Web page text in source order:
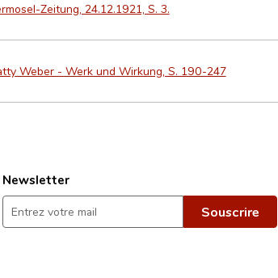
Zeitung, 24.12.1921, S. 3.
Weber - Werk und Wirkung, S. 190-247
Newsletter